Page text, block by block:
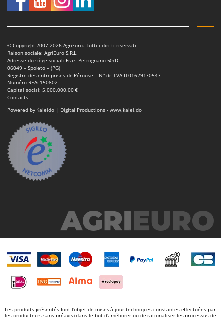
© Copyright 2007-2026 AgriEuro. Tutti i diritti riservati
Raison sociale: AgriEuro S.R.L.
Adresse du siège social: Fraz. Petrognano 50/D
06049 – Spoleto – (PG)
Registre des entreprises de Pérouse – N° de TVA IT01629170547
Numéro REA: 150802
Capital social: 5.000.000,00 €
Contacts
Powered by Kaleido | Digital Productions - www.kalei.do
Les produits présentés font l'objet de mises à jour techniques constantes effectuées par
les producteurs sans préavis (dans le but d'améliorer ou de rationaliser les processus de